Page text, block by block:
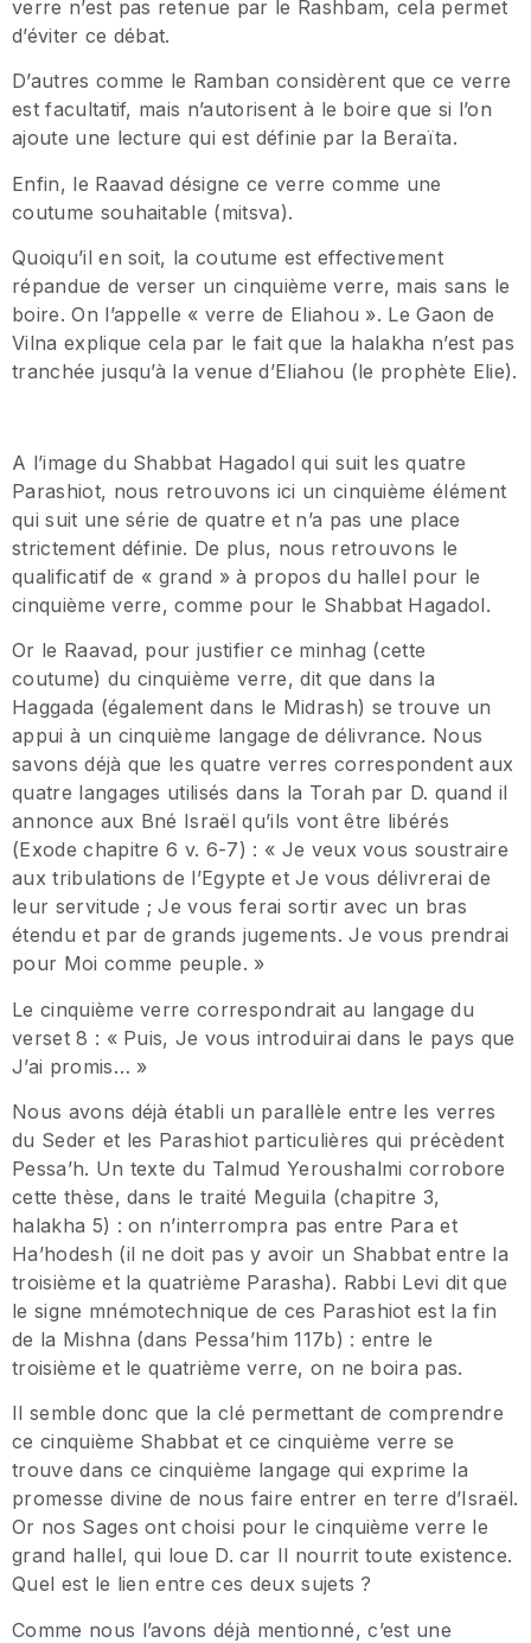
verre n’est pas retenue par le Rashbam, cela permet
d’éviter ce débat.
D’autres comme le Ramban considèrent que ce verre
est facultatif, mais n’autorisent à le boire que si l’on
ajoute une lecture qui est définie par la Beraïta.
Enfin, le Raavad désigne ce verre comme une
coutume souhaitable (mitsva).
Quoiqu’il en soit, la coutume est effectivement
répandue de verser un cinquième verre, mais sans le
boire. On l’appelle « verre de Eliahou ». Le Gaon de
Vilna explique cela par le fait que la halakha n’est pas
tranchée jusqu’à la venue d’Eliahou (le prophète Elie).
A l’image du Shabbat Hagadol qui suit les quatre
Parashiot, nous retrouvons ici un cinquième élément
qui suit une série de quatre et n’a pas une place
strictement définie. De plus, nous retrouvons le
qualificatif de « grand » à propos du hallel pour le
cinquième verre, comme pour le Shabbat Hagadol.
Or le Raavad, pour justifier ce minhag (cette
coutume) du cinquième verre, dit que dans la
Haggada (également dans le Midrash) se trouve un
appui à un cinquième langage de délivrance. Nous
savons déjà que les quatre verres correspondent aux
quatre langages utilisés dans la Torah par D. quand il
annonce aux Bné Israël qu’ils vont être libérés
(Exode chapitre 6 v. 6-7) : « Je veux vous soustraire
aux tribulations de l’Egypte et Je vous délivrerai de
leur servitude ; Je vous ferai sortir avec un bras
étendu et par de grands jugements. Je vous prendrai
pour Moi comme peuple. »
Le cinquième verre correspondrait au langage du
verset 8 : « Puis, Je vous introduirai dans le pays que
J’ai promis… »
Nous avons déjà établi un parallèle entre les verres
du Seder et les Parashiot particulières qui précèdent
Pessa’h. Un texte du Talmud Yeroushalmi corrobore
cette thèse, dans le traité Meguila (chapitre 3,
halakha 5) : on n’interrompra pas entre Para et
Ha’hodesh (il ne doit pas y avoir un Shabbat entre la
troisième et la quatrième Parasha). Rabbi Levi dit que
le signe mnémotechnique de ces Parashiot est la fin
de la Mishna (dans Pessa’him 117b) : entre le
troisième et le quatrième verre, on ne boira pas.
Il semble donc que la clé permettant de comprendre
ce cinquième Shabbat et ce cinquième verre se
trouve dans ce cinquième langage qui exprime la
promesse divine de nous faire entrer en terre d’Israël.
Or nos Sages ont choisi pour le cinquième verre le
grand hallel, qui loue D. car Il nourrit toute existence.
Quel est le lien entre ces deux sujets ?
Comme nous l’avons déjà mentionné, c’est une